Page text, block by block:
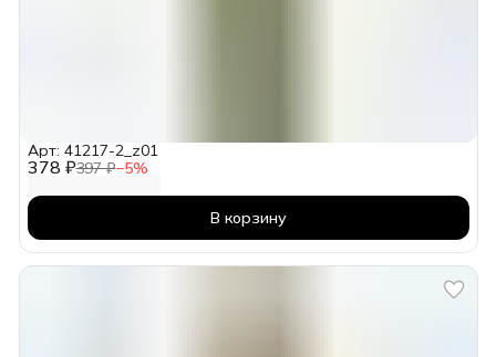
378 ₽397 ₽−5%
Арт: 41217-2_z01
В корзину